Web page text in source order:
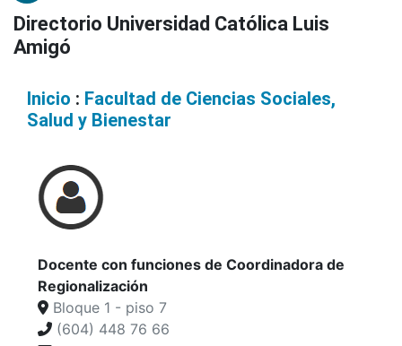
Directorio Universidad Católica Luis
Amigó
Inicio : Facultad de Ciencias Sociales,
Salud y Bienestar
Docente con funciones de Coordinadora de
Regionalización
Bloque 1 - piso 7
(604) 448 76 66